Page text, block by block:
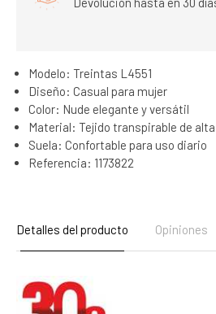
Modelo: Treintas L4551
Diseño: Casual para mujer
Color: Nude elegante y versátil
Material: Tejido transpirable de
Suela: Confortable para uso diario
Referencia: 1173822
Detalles del producto Opiniones